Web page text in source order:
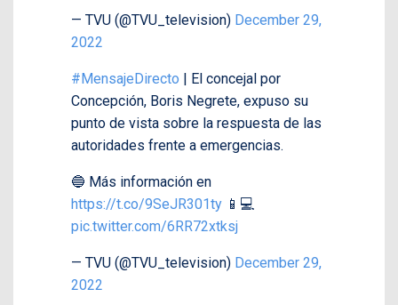
— TVU (@TVU_television) December 29,
2022
#MensajeDirecto | El concejal por
Concepción, Boris Negrete, expuso su
punto de vista sobre la respuesta de las
autoridades frente a emergencias.
🔵 Más información en
https://t.co/9SeJR301ty 📱💻
pic.twitter.com/6RR72xtksj
— TVU (@TVU_television) December 29,
2022